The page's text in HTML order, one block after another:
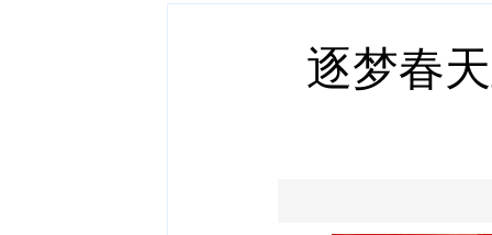
逐梦春